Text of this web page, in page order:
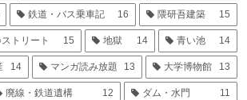
鉄道・バス乗車記 16 隈研吾建築 15
トリート 15 地獄 14 青い池 14
14 マンガ読み放題 13 大学博物館 13
廃線・鉄道遺構 12 ダム・水門 11